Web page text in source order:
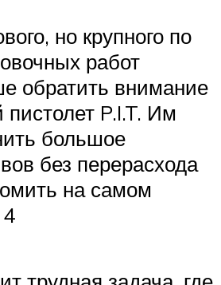
но крупного по
работ
обратить внимание
P.I.T. Им
большое
без перерасхода
на самом